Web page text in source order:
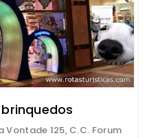
125, C.C. Forum